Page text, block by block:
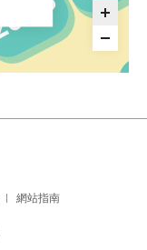
網站指南